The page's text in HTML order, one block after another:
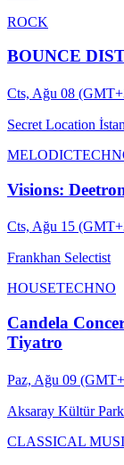
ROCK
BOUNCE
Cts, Ağu 08
Secret Location
MELODIC
Visions:
Cts, Ağu 15
Frankhan Selectist
HOUSETECHNO
Candela
Tiyatro
Paz, Ağu 09
Aksaray Kültür
CLASSICAL